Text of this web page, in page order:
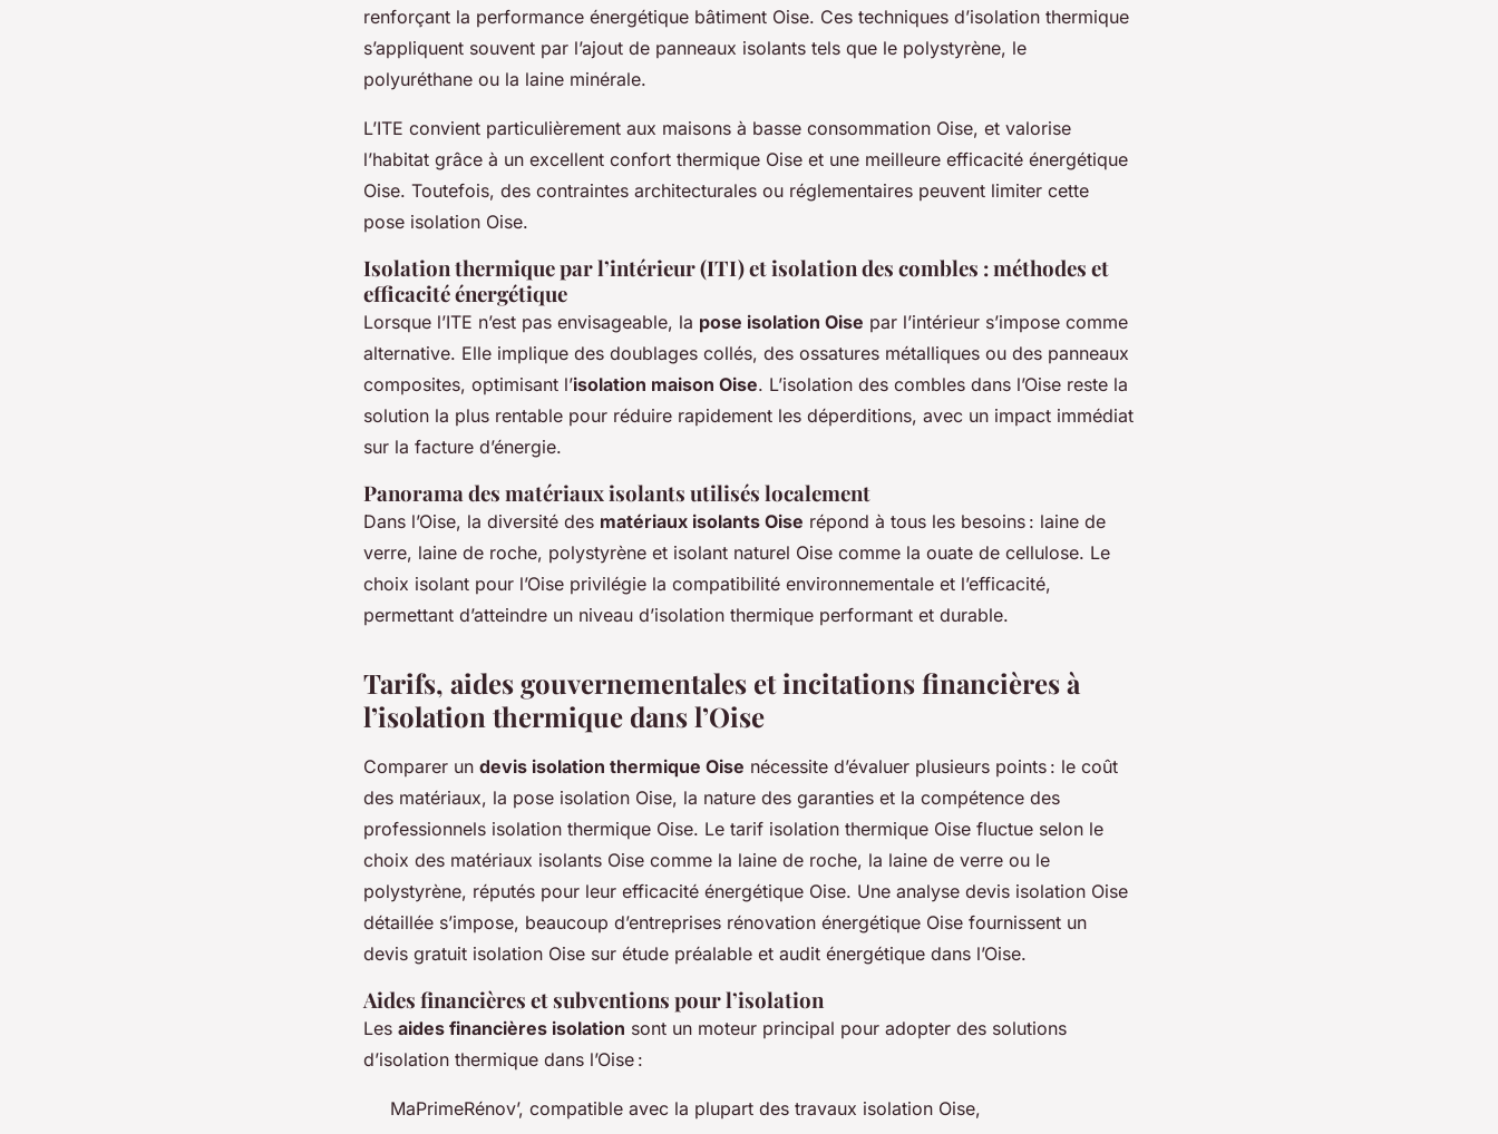
renforçant la performance énergétique bâtiment Oise. Ces techniques d’isolation thermique
s’appliquent souvent par l’ajout de panneaux isolants tels que le polystyrène, le
polyuréthane ou la laine minérale.
L’ITE convient particulièrement aux maisons à basse consommation Oise, et valorise
l’habitat grâce à un excellent confort thermique Oise et une meilleure efficacité énergétique
Oise. Toutefois, des contraintes architecturales ou réglementaires peuvent limiter cette
pose isolation Oise.
Isolation thermique par l’intérieur (ITI) et isolation des combles : méthodes et
efficacité énergétique
Lorsque l’ITE n’est pas envisageable, la pose isolation Oise par l’intérieur s’impose comme
alternative. Elle implique des doublages collés, des ossatures métalliques ou des panneaux
composites, optimisant l’isolation maison Oise. L’isolation des combles dans l’Oise reste la
solution la plus rentable pour réduire rapidement les déperditions, avec un impact immédiat
sur la facture d’énergie.
Panorama des matériaux isolants utilisés localement
Dans l’Oise, la diversité des matériaux isolants Oise répond à tous les besoins : laine de
verre, laine de roche, polystyrène et isolant naturel Oise comme la ouate de cellulose. Le
choix isolant pour l’Oise privilégie la compatibilité environnementale et l’efficacité,
permettant d’atteindre un niveau d’isolation thermique performant et durable.
Tarifs, aides gouvernementales et incitations financières à
l’isolation thermique dans l’Oise
Comparer un devis isolation thermique Oise nécessite d’évaluer plusieurs points : le coût
des matériaux, la pose isolation Oise, la nature des garanties et la compétence des
professionnels isolation thermique Oise. Le tarif isolation thermique Oise fluctue selon le
choix des matériaux isolants Oise comme la laine de roche, la laine de verre ou le
polystyrène, réputés pour leur efficacité énergétique Oise. Une analyse devis isolation Oise
détaillée s’impose, beaucoup d’entreprises rénovation énergétique Oise fournissent un
devis gratuit isolation Oise sur étude préalable et audit énergétique dans l’Oise.
Aides financières et subventions pour l’isolation
Les aides financières isolation sont un moteur principal pour adopter des solutions
d’isolation thermique dans l’Oise :
MaPrimeRénov’, compatible avec la plupart des travaux isolation Oise,